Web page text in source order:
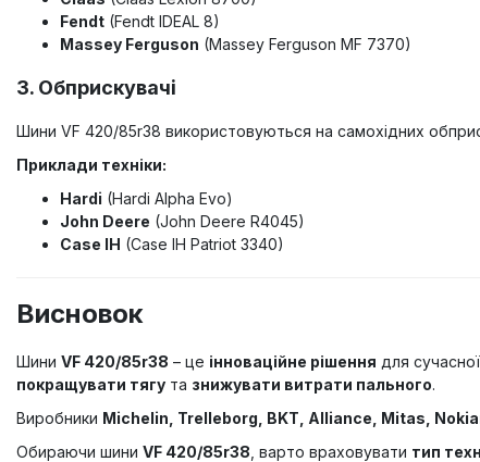
Fendt (Fendt IDEAL 8)
Massey Ferguson (Massey Ferguson MF 7370)
3. Обприскувачі
Шини VF 420/85r38 використовуються на самохідних
Приклади техніки:
Hardi (Hardi Alpha Evo)
John Deere (John Deere R4045)
Case IH (Case IH Patriot 3340)
Висновок
Шини VF 420/85r38 – це інноваційне рішення для
покращувати тягу та знижувати витрати пального.
Виробники Michelin, Trelleborg, BKT, Alliance, Mitas,
Обираючи шини VF 420/85r38 , варто враховувати тип